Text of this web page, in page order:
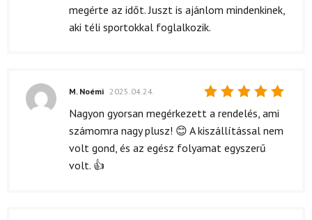
megérte az időt. Juszt is ajánlom mindenkinek,
aki téli sportokkal foglalkozik.
Értékelés:
M. Noémi 2025.04.24.
Nagyon gyorsan megérkezett a rendelés, ami
számomra nagy plusz! 😊 A kiszállítással nem
volt gond, és az egész folyamat egyszerű
volt. 👍